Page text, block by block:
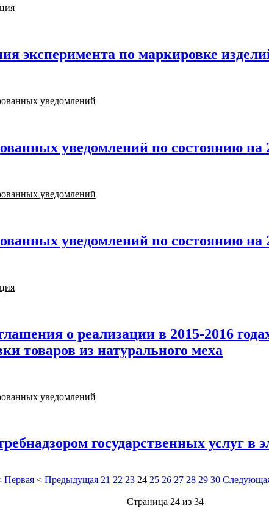
эксперимента по маркировке
уведомлений
уведомлений по состоянию на
уведомлений
уведомлений по состоянию на
о реализации в 2015-2016
товаров из натурального меха
уведомлений
государственных услуг в
Первая< Предыдущая 21 22 23 24 25 26 27 28 29 30
Страница 24 из 34